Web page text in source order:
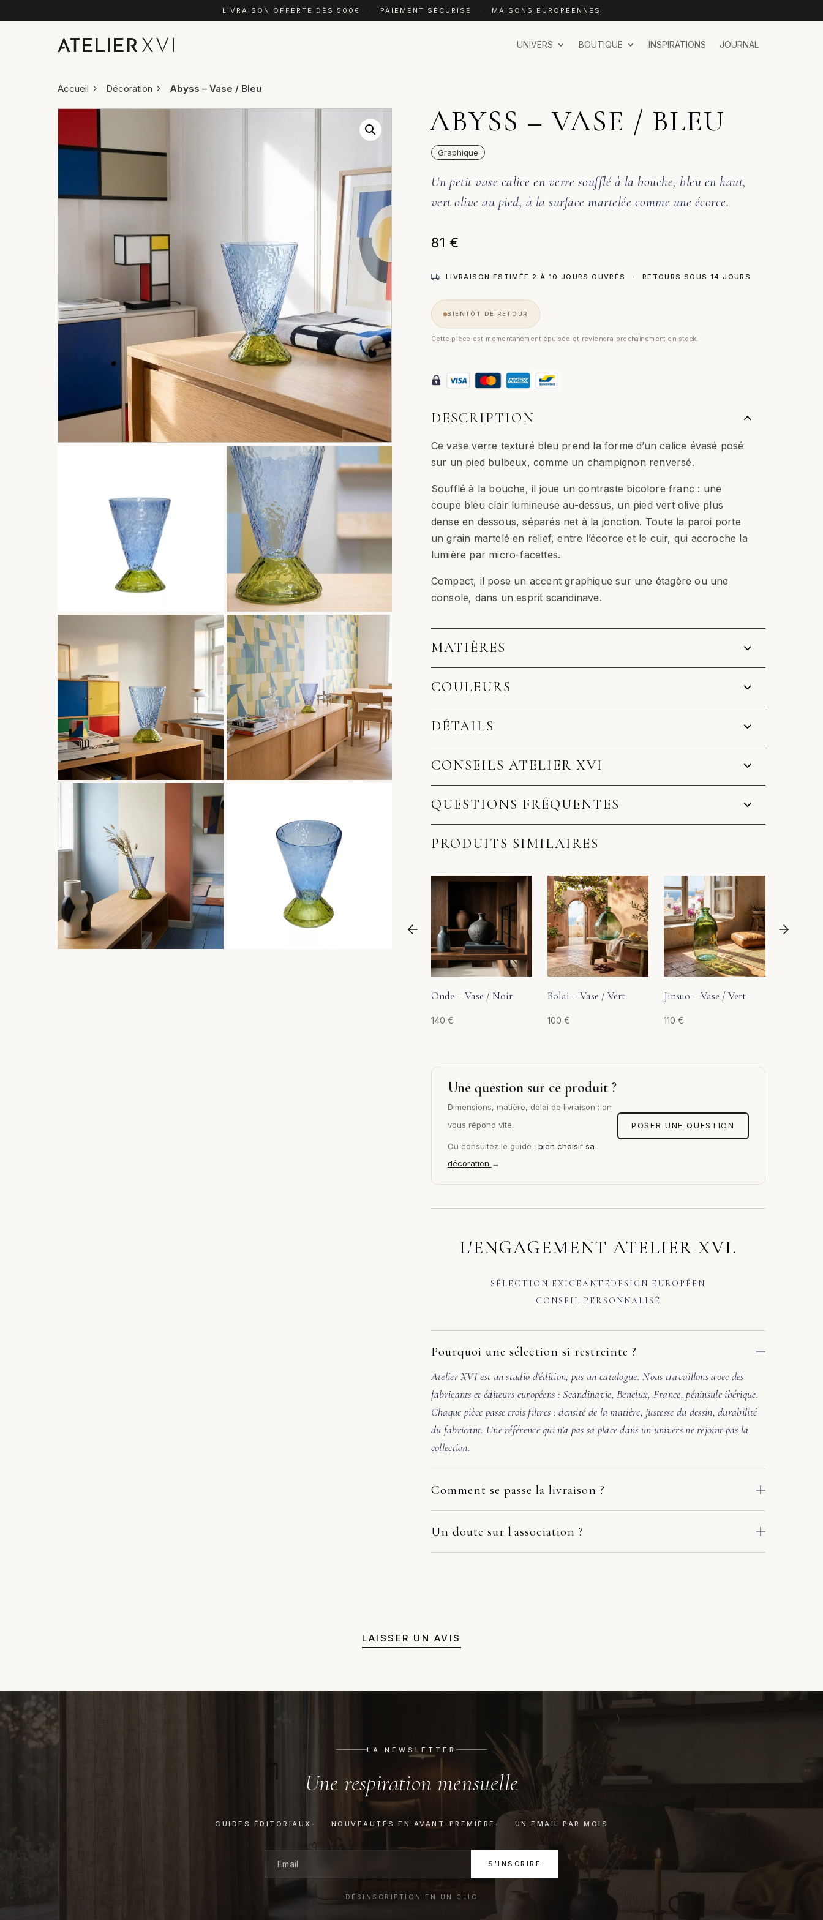
LIVRAISON OFFERTE DÈS 500€ · PAIEMENT SÉCURISÉ · MAISONS EUROPÉENNES
UNIVERS BOUTIQUE INSPIRATIONS JOURNAL
Accueil Décoration Abyss – Vase / Bleu
ABYSS – VASE / BLEU
Graphique
Un petit vase calice en verre soufflé à la bouche, bleu en haut,
vert olive au pied, à la surface martelée comme une écorce.
81 €
LIVRAISON ESTIMÉE 2 À 10 JOURS OUVRÉS · RETOURS SOUS 14 JOURS
BIENTÔT DE RETOUR
Cette pièce est momentanément épuisée et reviendra prochainement en stock.
DESCRIPTION
Ce vase verre texturé bleu prend la forme d’un calice évasé posé
sur un pied bulbeux, comme un champignon renversé.
Soufflé à la bouche, il joue un contraste bicolore franc : une
coupe bleu clair lumineuse au-dessus, un pied vert olive plus
dense en dessous, séparés net à la jonction. Toute la paroi porte
un grain martelé en relief, entre l’écorce et le cuir, qui accroche la
lumière par micro-facettes.
Compact, il pose un accent graphique sur une étagère ou une
console, dans un esprit scandinave.
MATIÈRES
COULEURS
DÉTAILS
CONSEILS ATELIER XVI
QUESTIONS FRÉQUENTES
PRODUITS SIMILAIRES
Onde – Vase / Noir
140 €
Bolai – Vase / Vert
100€
Jinsuo – Vase / Vert
110€
160
Une question sur ce produit ?
Dimensions, matière, délai de livraison : on
vous répond vite.
Ou consultez le guide : bien choisir sa
décoration →
POSER UNE QUESTION
L'ENGAGEMENT ATELIER XVI.
SÉLECTION EXIGEANTE DESIGN EUROPÉEN
CONSEIL PERSONNALISÉ
Pourquoi une sélection si restreinte ?
Atelier XVI est un studio d'édition, pas un catalogue. Nous travaillons avec des
fabricants et éditeurs européens : Scandinavie, Benelux, France, péninsule ibérique.
Chaque pièce passe trois filtres : densité de la matière, justesse du dessin, durabilité
du fabricant. Une référence qui n'a pas sa place dans un univers ne rejoint pas la
collection.
Comment se passe la livraison ?
dépend du fabricant et de votre adresse : comptez en général 2 à 10 jours ouvrés. Si
Un doute sur l'association ?
LAISSER UN AVIS
LA NEWSLETTER
Une respiration mensuelle
GUIDES ÉDITORIAUX NOUVEAUTÉS EN AVANT-PREMIÈRE UN EMAIL PAR MOIS
S'INSCRIRE
DÉSINSCRIPTION EN UN CLIC